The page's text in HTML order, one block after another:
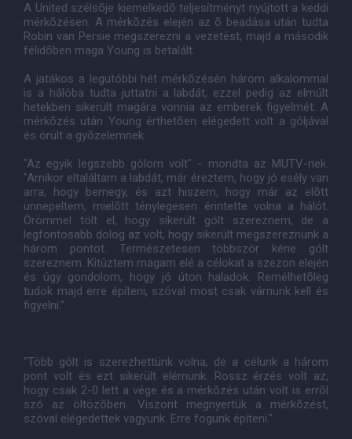
A United szélsõje kiemelkedõ teljesítményt nyújtott a keddi
mérkõzésen. A mérkõzés elején az õ beadása után tudta
Robin van Persie megszerezni a vezetést, majd a második
félidõben maga Young is betalált.
A jatákos a legutóbbi hét mérkõzésén három alkalommal
is a hálóba tudta juttatni a labdát, ezzel pedig az elmúlt
hetekben sikerült magára vonnia az emberek figyelmét. A
mérkõzés után Young érthetõen elégedett volt a góljával
és örült a gyõzelemnek.
"Az egyik legszebb gólom volt" - mondta az MUTV-nek.
"Amikor eltaláltam a labdát, már éreztem, hogy jó esély van
arra, hogy bemegy, és azt hiszem, hogy már az elõtt
ünnepeltem, mielõtt ténylegesen érintette volna a hálót.
Örömmel tölt el, hogy sikerült gólt szereznem, de a
legfontosabb dolog az volt, hogy sikerült megszereznünk a
három pontot. Természetesen többször kéne gólt
szereznem. Kitûztem magam elé a célokat a szezon elején
és úgy gondolom, hogy jó úton haladok. Remélhetõleg
tudok majd erre építeni, szóval most csak várnunk kell és
figyelni."
"Több gólt is szerezhettünk volna, de a célunk a három
pont volt és ezt sikerült elérnünk. Rossz érzés volt az,
hogy csak 2-0 lett a vége és a mérkõzés után volt is errõl
szó az öltözõben. Viszont megnyertük a mérkõzést,
szóval elégedettek vagyunk. Erre fogunk építeni."